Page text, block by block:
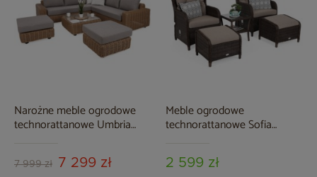
Narożne meble ogrodowe
technorattanowe Umbria
7 999 zł 7 299 zł
Meble ogrodowe
technorattanowe Sofia
2 599 zł